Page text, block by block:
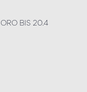
ORO BIS 20.4